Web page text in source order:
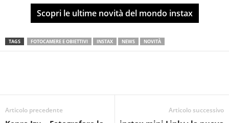
Scopri le ultime novità del mondo instax
TAGS FOTOCAMERE E OBIETTIVI INSTAX NEWS NOVITÀ
Articolo precedente Articolo successivo